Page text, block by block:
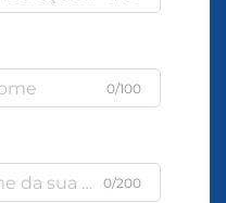
0/100
0/200